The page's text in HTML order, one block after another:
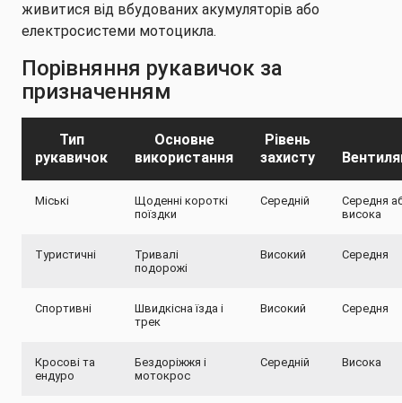
живитися від вбудованих акумуляторів або
електросистеми мотоцикла.
Порівняння рукавичок за
призначенням
Тип
рукавичок
Основне
використання
Рівень
захисту
Міські
Щоденні короткі
поїздки
Середній
Середня
висока
Туристичні
Тривалі
подорожі
Високий Середня
Спортивні
Швидкісна їзда і
трек
Високий Середня
Кросові та
ендуро
Бездоріжжя і
мотокрос
Середній Висока